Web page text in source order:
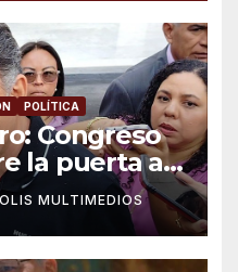
POLÍTICA
Congreso
la puerta a
alcalde
MULTIMEDIOS